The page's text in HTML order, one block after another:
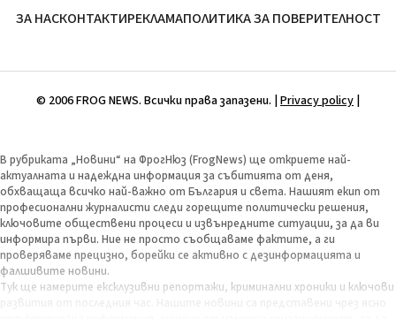
ЗА НАСКОНТАКТИРЕКЛАМАПОЛИТИКА ЗА ПОВЕРИТЕЛНОСТ
© 2006 FROG NEWS. Всички права запазени. | Privacy policy
В рубриката „Новини“ на ФрогНюз (FrogNews) ще откриете най-
актуалната и надеждна информация за събитията от деня,
обхващаща всичко най-важно от България и света. Нашият екип от
професионални журналисти следи горещите политически решения,
ключовите обществени процеси и извънредните ситуации, за да ви
информира първи. Ние не просто съобщаваме фактите, а ги
проверяваме прецизно, борейки се активно с дезинформацията и
фалшивите новини.
Тук ще намерите ексклузивни репортажи, криминални хроники и ключови